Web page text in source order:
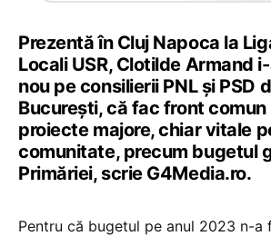
Prezentă în Cluj Napoca la
Locali USR, Clotilde Armand
nou pe consilierii PNL și PSD
București, că fac front
proiecte majore, chiar vitale
comunitate, precum bugetul
Primăriei, scrie G4Media.ro.
Pentru că bugetul pe anul 2023 n-